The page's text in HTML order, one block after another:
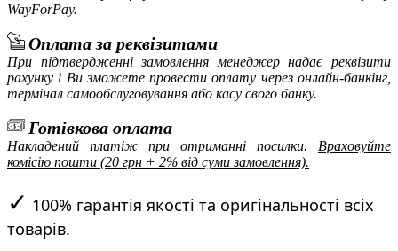
WayForPay.
Оплата за реквізитами
При підтвердженні замовлення менеджер надає реквізити
рахунку і Ви зможете провести оплату через онлайн-банкінг,
термінал самообслуговування або касу свого банку.
Готівкова оплата
Накладений платіж при отриманні посилки. Враховуйте
комісію пошти (20 грн + 2% від суми замовлення).
✓ 100% гарантія якості та оригінальності всіх
товарів.